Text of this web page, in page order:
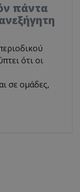
πάντα
ότι οι
σε ομάδες,